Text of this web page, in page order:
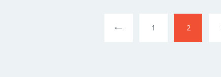
pagination Page
1 Page
2